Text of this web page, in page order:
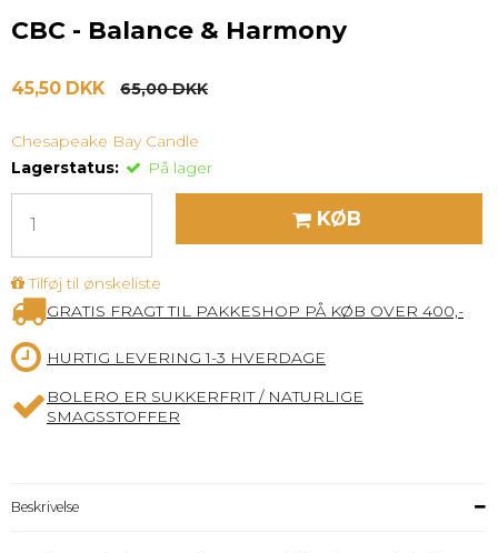
CBC - Balance & Harmony
45,50 DKK 65,00 DKK
Chesapeake Bay Candle
Lagerstatus:
På lager
KØB
Tilføj til ønskeliste
GRATIS FRAGT TIL PAKKESHOP PÅ KØB OVER 400,-
HURTIG LEVERING 1-3 HVERDAGE
BOLERO ER SUKKERFRIT / NATURLIGE
SMAGSSTOFFER
Beskrivelse